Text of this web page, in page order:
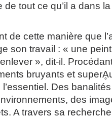
de tout ce qu’il a dans
de cette manière que
son travail : « une
», dit-il.
bruyants et
Des
des
A travers sa